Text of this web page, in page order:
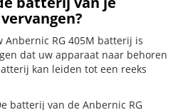
RG 405M batterij is
dat uw apparaat naar behoren
kan leiden tot een reeks
batterij van de Anbernic RG